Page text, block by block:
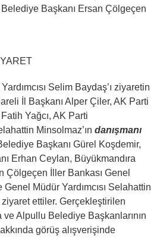
Başkanı Ersan Çölgeçen
Selim Baydaş’ı ziyaretin
İl Başkanı Alper Çiler, AK Parti
Yağcı, AK Parti
Minsolmaz’ın danışmanı
Başkanı Gürel Koşdemir,
Erhan Ceylan, Büyükmandıra
Çölgeçen İller Bankası Genel
Müdür Yardımcısı Selahattin
ziyaret ettiler. Gerçekleştirilen
ve Alpullu Belediye Başkanlarının
görüş alışverişinde